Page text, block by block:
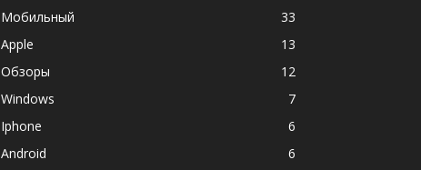
Мобильный
33
Apple
13
Обзоры
12
Windows
7
Iphone
6
Android
6